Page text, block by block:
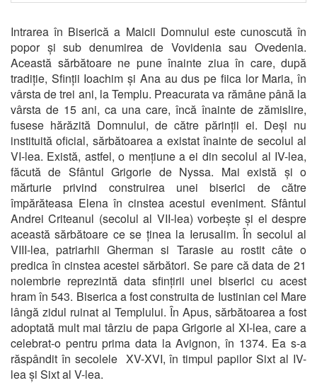
Intrarea în Biserică a Maicii Domnului este cunoscută în
popor și sub denumirea de Vovidenia sau Ovedenia.
Această sărbătoare ne pune înainte ziua în care, după
tradiție, Sfinții Ioachim și Ana au dus pe fiica lor Maria, în
vârsta de trei ani, la Templu. Preacurata va rămâne până la
vârsta de 15 ani, ca una care, încă înainte de zămislire,
fusese hărăzită Domnului, de către pă­rinții ei. Deși nu
instituită oficial, sărbătoarea a existat înainte de secolul al
VI-lea. Există, astfel, o mențiune a ei din secolul al IV-lea,
făcută de Sfântul Grigorie de Nyssa. Mai există și o
mărturie privind construirea unei biserici de către
împărăteasa Elena în cinstea acestui eveniment. Sfântul
Andrei Criteanul (secolul al VII-lea) vorbește și el despre
această sărbătoare ce se ținea la Ierusalim. În secolul al
VIII-lea, patriarhii Gherman si Tarasie au rostit câte o
predica în cinstea acestei sărbători. Se pare că data de 21
noiembrie reprezintă data sfințirii unei biserici cu acest
hram în 543. Biserica a fost construita de Iustinian cel Mare
lângă zidul ruinat al Templului. În Apus, sărbătoarea a fost
adoptată mult mai târziu de papa Grigorie al XI-lea, care a
celebrat-o pentru prima data la Avignon, în 1374. Ea s-a
răspândit în secolele XV-XVI, în timpul papilor Sixt al IV-
lea și Sixt al V-lea.